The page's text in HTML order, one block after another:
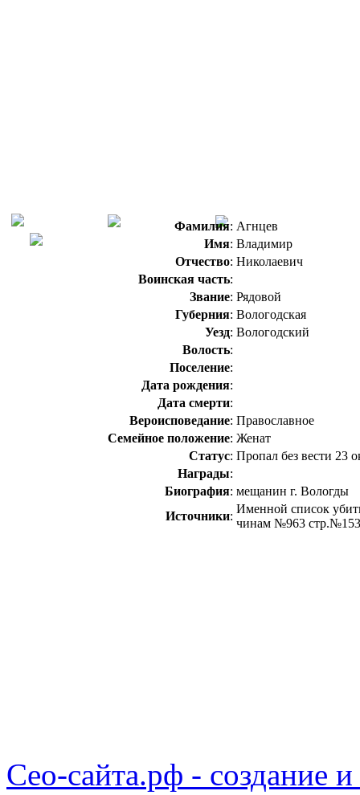
Фамилия: Агнцев
Имя: Владимир
Отчество: Николаевич
Воинская часть:
Звание: Рядовой
Губерния: Вологодская
Уезд: Вологодский
Волость:
Поселение:
Дата рождения:
Дата смерти:
Вероисповедание: Православное
Семейное положение: Женат
Статус: Пропал без вести 23
Награды:
Биография: мещанин г. Вологды
Источники:
Именной список
чинам №963
Сео-сайта.рф - создание и